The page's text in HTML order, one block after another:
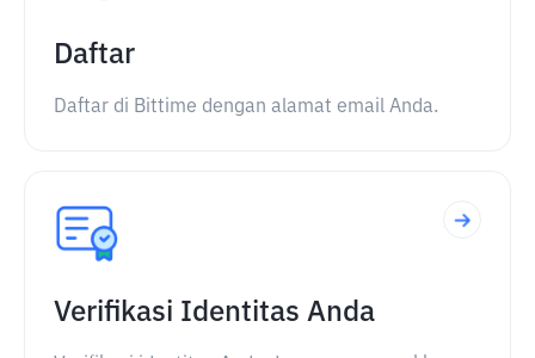
Daftar
Daftar di Bittime dengan alamat email Anda.
Verifikasi Identitas Anda